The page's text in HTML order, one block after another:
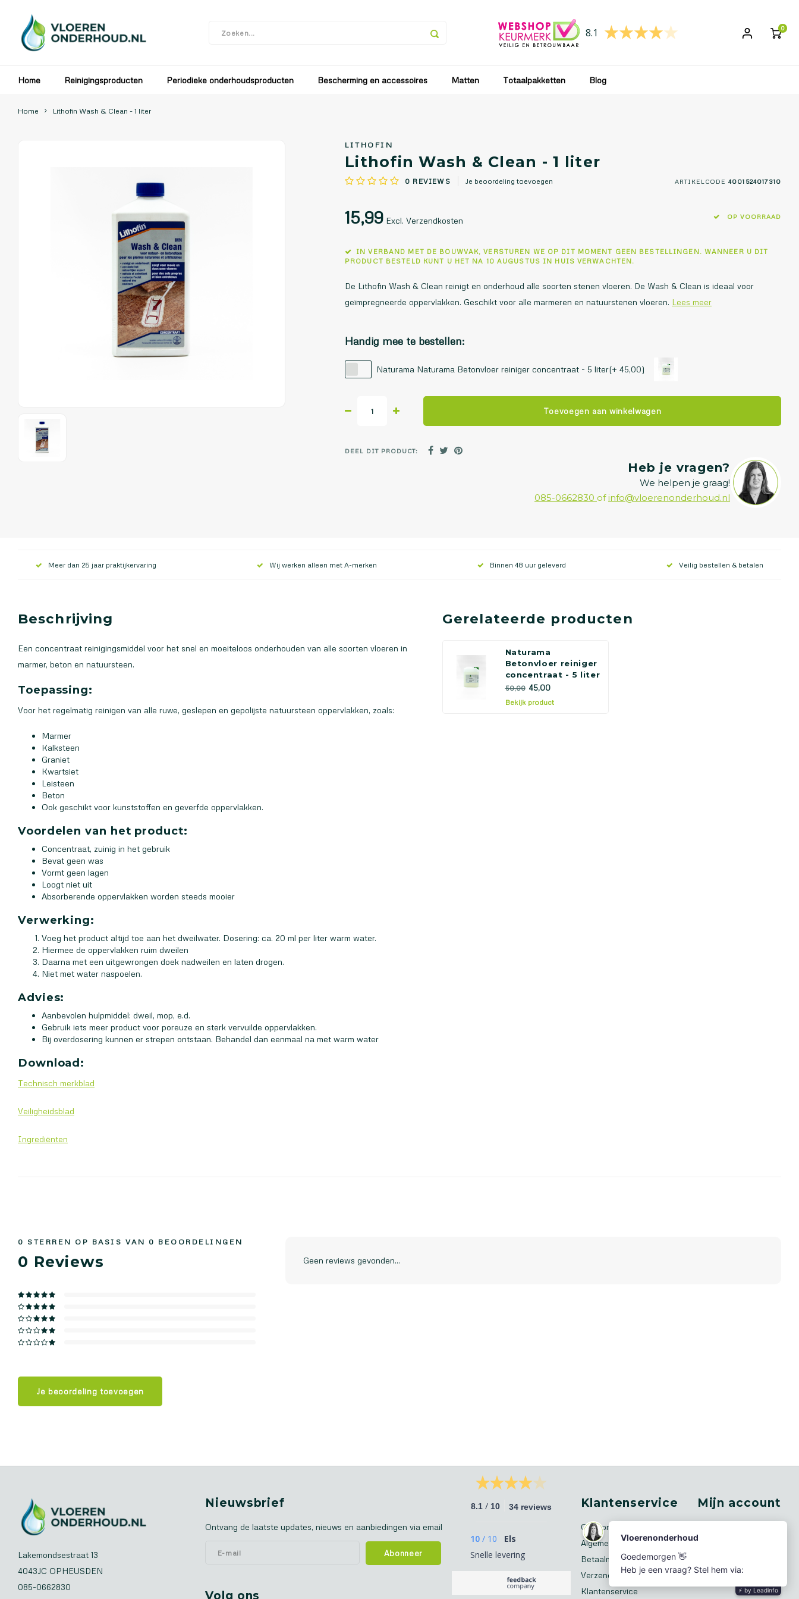
8.1 0
Home Reinigingsproducten Periodieke onderhoudsproducten Bescherming en accessoires Matten Totaalpakketten Blog
Home Lithofin Wash & Clean - 1 liter
LITHOFIN
Lithofin Wash & Clean - 1 liter
0 REVIEWS Je beoordeling toevoegen ARTIKELCODE 4001524017310
15,99 Excl. Verzendkosten OP VOORRAAD
IN VERBAND MET DE BOUWVAK, VERSTUREN WE OP DIT MOMENT GEEN BESTELLINGEN. WANNEER U DIT
PRODUCT BESTELD KUNT U HET NA 10 AUGUSTUS IN HUIS VERWACHTEN.
De Lithofin Wash & Clean reinigt en onderhoud alle soorten stenen vloeren. De Wash & Clean is ideaal voor
geïmpregneerde oppervlakken. Geschikt voor alle marmeren en natuurstenen vloeren. Lees meer
Handig mee te bestellen:
Naturama Naturama Betonvloer reiniger concentraat - 5 liter(+ 45,00)
Toevoegen aan winkelwagen
DEEL DIT PRODUCT:
Heb je vragen?
We helpen je graag!
085-0662830 ofinfo@vloerenonderhoud.nl
Meer dan 25 jaar praktijkervaring Wij werken alleen met A-merken Binnen 48 uur geleverd Veilig bestellen & betalen
Beschrijving
Een concentraat reinigingsmiddel voor het snel en moeiteloos onderhouden van alle soorten vloeren in
marmer, beton en natuursteen.
Toepassing:
Voor het regelmatig reinigen van alle ruwe, geslepen en gepolijste natuursteen oppervlakken, zoals:
Marmer
Kalksteen
Graniet
Kwartsiet
Leisteen
Beton
Ook geschikt voor kunststoffen en geverfde oppervlakken.
Voordelen van het product:
Concentraat, zuinig in het gebruik
Bevat geen was
Vormt geen lagen
Loogt niet uit
Absorberende oppervlakken worden steeds mooier
Verwerking:
Voeg het product altijd toe aan het dweilwater. Dosering: ca. 20 ml per liter warm water.
Hiermee de oppervlakken ruim dweilen
Daarna met een uitgewrongen doek nadweilen en laten drogen.
Niet met water naspoelen.
Advies:
Aanbevolen hulpmiddel: dweil, mop, e.d.
Gebruik iets meer product voor poreuze en sterk vervuilde oppervlakken.
Bij overdosering kunnen er strepen ontstaan. Behandel dan eenmaal na met warm water
Download:
Technisch merkblad
Veiligheidsblad
Ingrediënten
Gerelateerde producten
Naturama
Betonvloer reiniger
concentraat - 5 liter
50,00 45,00
Bekijk product
0 STERREN OP BASIS VAN 0 BEOORDELINGEN
0 Reviews
Je beoordeling toevoegen
Geen reviews gevonden...
Lakemondsestraat 13
4043JC OPHEUSDEN
085-0662830
Nieuwsbrief
Ontvang de laatste updates, nieuws en aanbiedingen via email
Abonneer
Volg ons
8.1 / 10 34 reviews
10 / 10
Els
Snelle levering
Klantenservice
Over ons
Algemene voorwaarden
Betaalmethoden
Verzenden & retourneren
Klantenservice
Mijn account
Mijn bestellingen
Mijn verlanglijst